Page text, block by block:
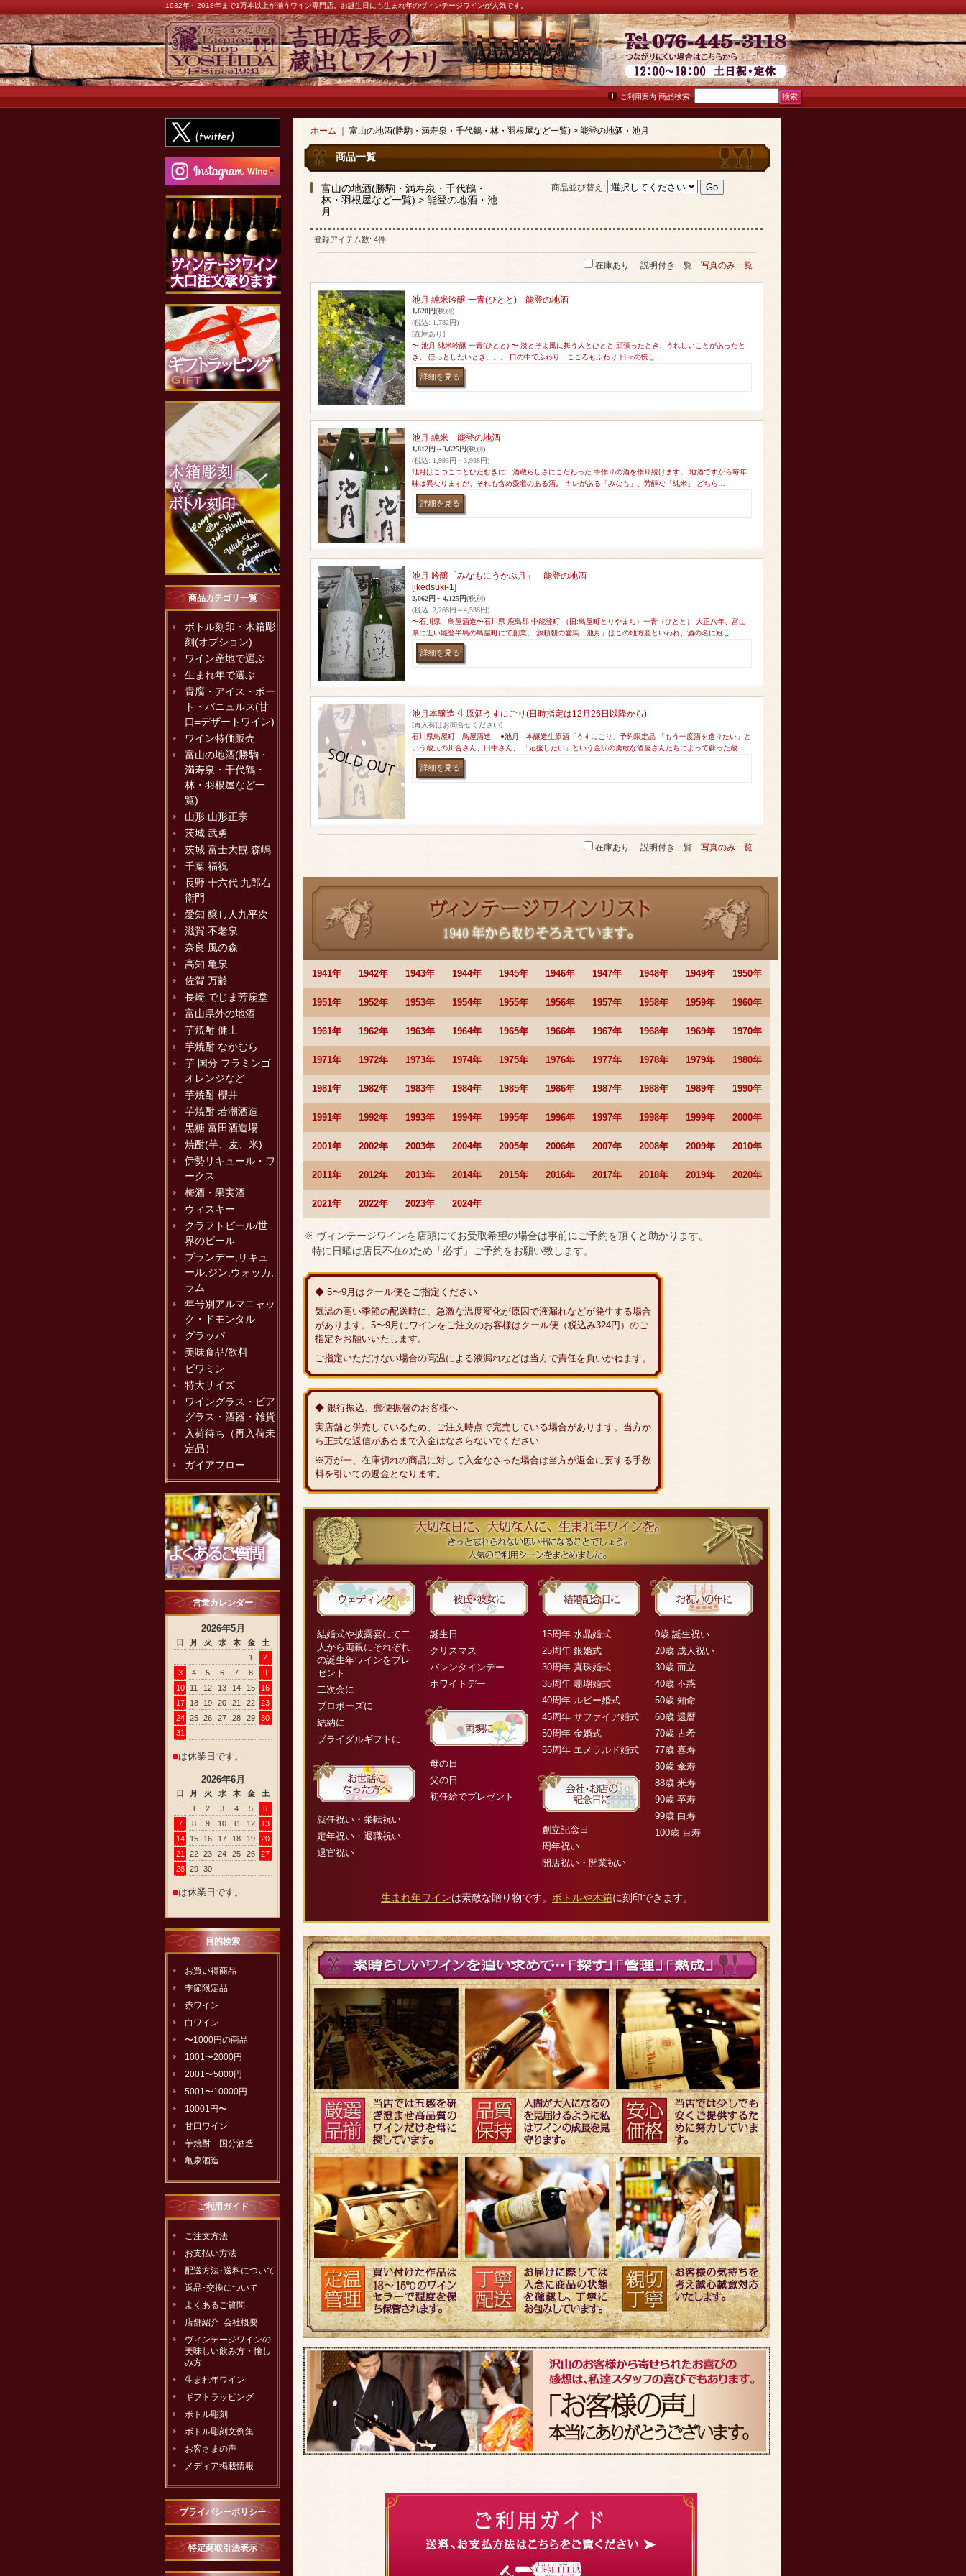
1932年～2018年まで1万本以上が揃うワイン専門店。お誕生日にも生まれ年のヴィンテージワインが人気です。
ご利用案内
お問い合わせ
商品検索:
商品カテゴリ一覧
ボトル刻印・木箱彫
刻(オプション)
ワイン産地で選ぶ
生まれ年で選ぶ
貴腐・アイス・ポー
ト・バニュルス(甘
口=デザートワイン)
ワイン特価販売
富山の地酒(勝駒・
満寿泉・千代鶴・
林・羽根屋など一
覧)
山形 山形正宗
茨城 武勇
茨城 富士大観 森嶋
千葉 福祝
長野 十六代 九郎右
衛門
愛知 醸し人九平次
滋賀 不老泉
奈良 風の森
高知 亀泉
佐賀 万齢
長崎 でじま芳扇堂
富山県外の地酒
芋焼酎 健土
芋焼酎 なかむら
芋 国分 フラミンゴ
オレンジなど
芋焼酎 櫻井
芋焼酎 若潮酒造
黒糖 富田酒造場
焼酎(芋、麦、米)
伊勢リキュール・ワ
ークス
梅酒・果実酒
ウィスキー
クラフトビール/世
界のビール
ブランデー,リキュ
ール,ジン,ウォッカ,
ラム
年号別アルマニャッ
ク・ドモンタル
グラッパ
美味食品/飲料
ビワミン
特大サイズ
ワイングラス・ビア
グラス・酒器・雑貨
入荷待ち（再入荷未
定品）
ガイアフロー
営業カレンダー
2026年5月
日 月 火 水 木 金
土
1
2
3
4 5 6 7 8
9
10
11 12 13 14 15
16
17
18 19 20 21 22
23
24
25 26 27 28 29
30
31
■は休業日です。
2026年6月
日 月 火 水 木 金
土
1
2 3 4 5
6
7
8 9 10 11 12
13
14
15 16 17 18 19
20
21
22 23 24 25 26
27
28
29 30
■は休業日です。
目的検索
お買い得商品
季節限定品
赤ワイン
白ワイン
〜1000円の商品
1001〜2000円
2001〜5000円
5001〜10000円
10001円〜
甘口ワイン
芋焼酎 国分酒造
亀泉酒造
ご利用ガイド
ご注文方法
お支払い方法
配送方法･送料について
返品･交換について
よくあるご質問
店舗紹介･会社概要
ヴィンテージワインの
美味しい飲み方・愉し
み方
生まれ年ワイン
ギフトラッピング
ボトル彫刻
ボトル彫刻文例集
お客さまの声
メディア掲載情報
プライバシーポリシー
特定商取引法表示
ホーム 富山の地酒(勝駒・満寿泉・千代鶴・林・羽根屋など一覧) > 能登の地酒・池月
商品一覧
富山の地酒(勝駒・満寿泉・千代鶴・
林・羽根屋など一覧) > 能登の地酒・池
月
商品並び替え :
登録アイテム数: 4件
在庫あり 説明付き一覧 写真のみ一覧
池月 純米吟醸 一青(ひとと) 能登の地酒
1,620円(税別)
(税込: 1,782円)
[在庫あり]
〜 池月 純米吟醸 一青(ひとと) 〜 淡とそよ風に舞う人とひとと 頑張ったとき、うれしいことがあったと
き、 ほっとしたいとき。。。 口の中でふわり こころもふわり 日々の慌し…
池月 純米 能登の地酒
1,812円～3,625円(税別)
(税込: 1,993円～3,988円)
池月はこつこつとひたむきに、酒蔵らしさにこだわった 手作りの酒を作り続けます。 地酒ですから毎年
味は異なりますが、それも含め愛着のある酒。 キレがある「みなも」、芳醇な「純米」 どちら…
池月 吟醸「みなもにうかぶ月」 能登の地酒
[ikedsuki-1]
2,062円～4,125円(税別)
(税込: 2,268円～4,538円)
〜石川県 鳥屋酒造〜石川県 鹿島郡 中能登町 （旧:鳥屋町とりやまち）一青（ひとと） 大正八年、富山
県に近い能登半島の鳥屋町にて創業。 源頼朝の愛馬「池月」はこの地方産といわれ、酒の名に冠し…
池月本醸造 生原酒うすにごり(日時指定は12月26日以降から)
[再入荷はお問合せください]
石川県鳥屋町 鳥屋酒造 ●池月 本醸造生原酒「うすにごり」予約限定品 「もう一度酒を造りたい」と
いう蔵元の川合さん、田中さん、 「応援したい」という金沢の勇敢な酒屋さんたちによって蘇った蔵…
在庫あり 説明付き一覧 写真のみ一覧
1941年 1942年 1943年 1944年 1945年 1946年 1947年 1948年 1949年 1950年
1951年 1952年 1953年 1954年 1955年 1956年 1957年 1958年 1959年 1960年
1961年 1962年 1963年 1964年 1965年 1966年 1967年 1968年 1969年 1970年
1971年 1972年 1973年 1974年 1975年 1976年 1977年 1978年 1979年 1980年
1981年 1982年 1983年 1984年 1985年 1986年 1987年 1988年 1989年 1990年
1991年 1992年 1993年 1994年 1995年 1996年 1997年 1998年 1999年 2000年
2001年 2002年 2003年 2004年 2005年 2006年 2007年 2008年 2009年 2010年
2011年 2012年 2013年 2014年 2015年 2016年 2017年 2018年 2019年 2020年
2021年 2022年 2023年 2024年
※ ヴィンテージワインを店頭にてお受取希望の場合は事前にご予約を頂くと助かります。
特に日曜は店長不在のため「必ず」ご予約をお願い致します。
◆ 5〜9月はクール便をご指定ください
気温の高い季節の配送時に、急激な温度変化が原因で液漏れなどが発生する場合
があります。5〜9月にワインをご注文のお客様はクール便（税込み324円）のご
指定をお願いいたします。
ご指定いただけない場合の高温による液漏れなどは当方で責任を負いかねます。
◆ 銀行振込、郵便振替のお客様へ
実店舗と併売しているため、ご注文時点で完売している場合があります。当方か
ら正式な返信があるまで入金はなさらないでください
※万が一、在庫切れの商品に対して入金なさった場合は当方が返金に要する手数
料を引いての返金となります。
結婚式や披露宴にて二
人から両親にそれぞれ
の誕生年ワインをプレ
ゼント
二次会に
プロポーズに
結納に
ブライダルギフトに
就任祝い・栄転祝い
定年祝い・退職祝い
退官祝い
誕生日
クリスマス
バレンタインデー
ホワイトデー
母の日
父の日
初任給でプレゼント
15周年 水晶婚式
25周年 銀婚式
30周年 真珠婚式
35周年 珊瑚婚式
40周年 ルビー婚式
45周年 サファイア婚式
50周年 金婚式
55周年 エメラルド婚式
創立記念日
周年祝い
開店祝い・開業祝い
0歳 誕生祝い
20歳 成人祝い
30歳 而立
40歳 不惑
50歳 知命
60歳 還暦
70歳 古希
77歳 喜寿
80歳 傘寿
88歳 米寿
90歳 卒寿
99歳 白寿
100歳 百寿
生まれ年ワインは素敵な贈り物です。 ボトルや木箱に刻印できます。